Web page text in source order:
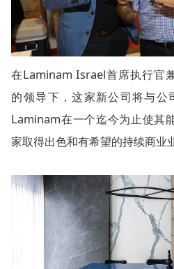
在Laminam Israel首席执行官
的领导下，这家新公司将与公
Laminam在一个迄今为止使其
家取得出色和有希望的持续商业